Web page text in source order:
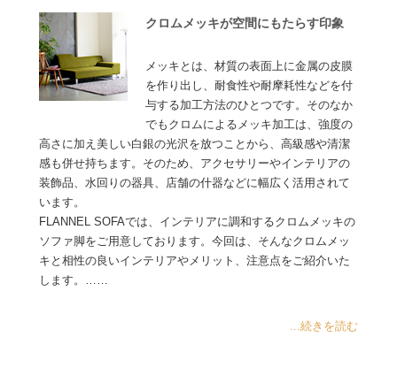
クロムメッキが空間にもたらす印象
メッキとは、材質の表面上に金属の皮膜
を作り出し、耐食性や耐摩耗性などを付
与する加工方法のひとつです。そのなか
でもクロムによるメッキ加工は、強度の
高さに加え美しい白銀の光沢を放つことから、高級感や清潔
感も併せ持ちます。そのため、アクセサリーやインテリアの
装飾品、水回りの器具、店舗の什器などに幅広く活用されて
います。
FLANNEL SOFAでは、インテリアに調和するクロムメッキの
ソファ脚をご用意しております。今回は、そんなクロムメッ
キと相性の良いインテリアやメリット、注意点をご紹介いた
します。……
...続きを読む